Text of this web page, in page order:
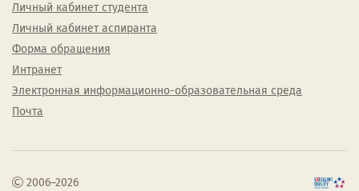
Личный кабинет студента
Личный кабинет аспиранта
Форма обращения
Интранет
Электронная информационно-образовательная среда
Почта
2006–2026